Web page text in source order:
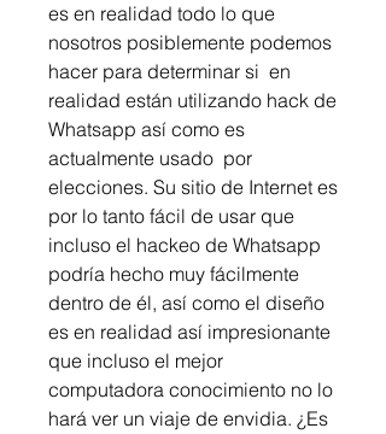
es en realidad todo lo que
nosotros posiblemente podemos
hacer para determinar si  en
realidad están utilizando hack de
Whatsapp así como es
actualmente usado  por
elecciones. Su sitio de Internet es
por lo tanto fácil de usar que
incluso el hackeo de Whatsapp
podría hecho muy fácilmente
dentro de él, así como el diseño
es en realidad así impresionante
que incluso el mejor
computadora conocimiento no lo
hará ver un viaje de envidia. ¿Es